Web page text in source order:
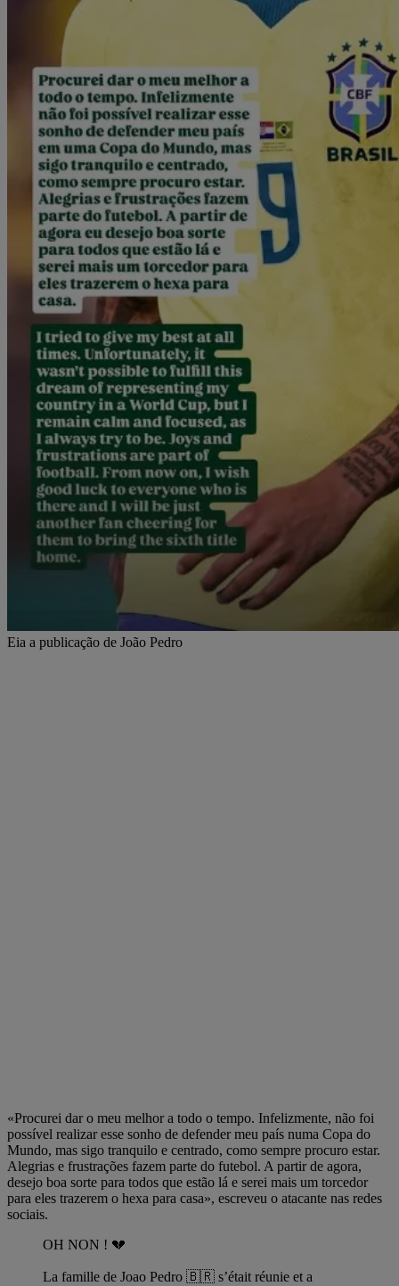
Eia a publicação de João Pedro
«Procurei dar o meu melhor a todo o tempo. Infelizmente, não foi
possível realizar esse sonho de defender meu país numa Copa do
Mundo, mas sigo tranquilo e centrado, como sempre procuro estar.
Alegrias e frustrações fazem parte do futebol. A partir de agora,
desejo boa sorte para todos que estão lá e serei mais um torcedor
para eles trazerem o hexa para casa», escreveu o atacante nas redes
sociais.
OH NON ! 💔
La famille de Joao Pedro 🇧🇷 s’était réunie et a